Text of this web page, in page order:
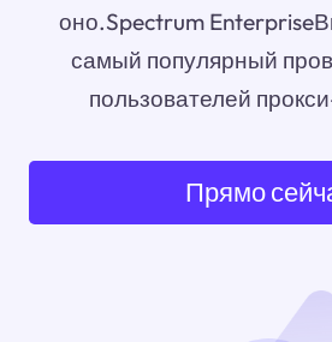
оно.Spectrum
самый популярный
пользователей
Прямо